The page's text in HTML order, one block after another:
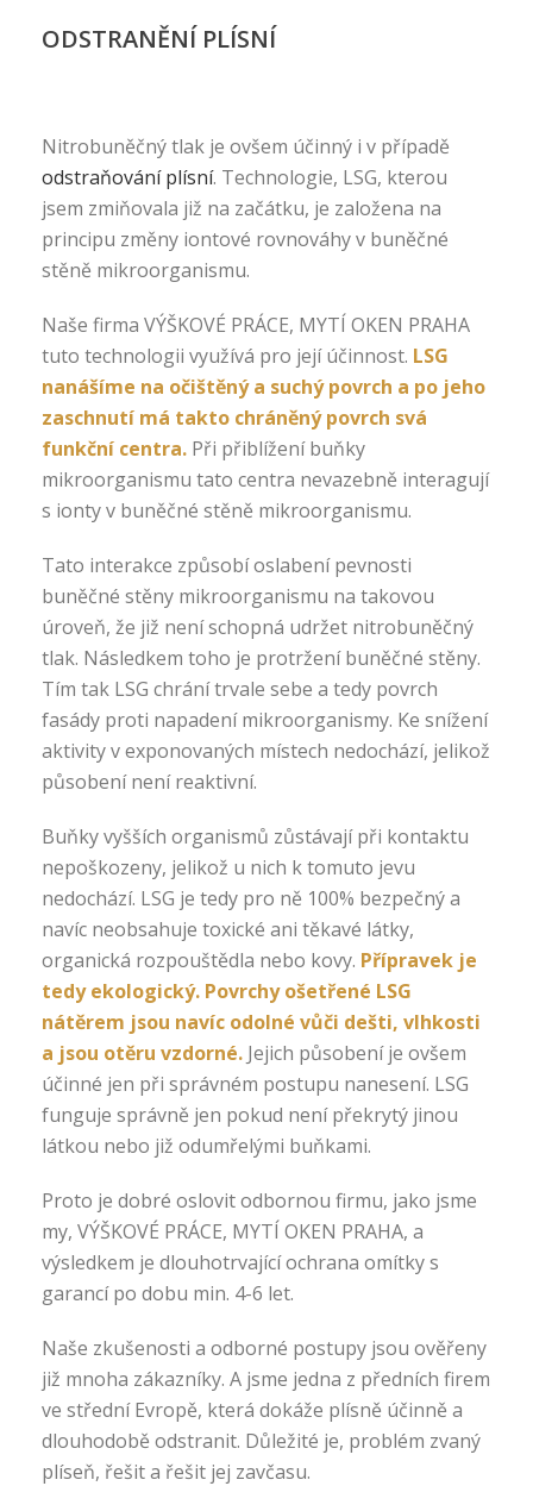
ODSTRANĚNÍ PLÍSNÍ
Nitrobuněčný tlak je ovšem účinný i v případě
odstraňování plísní. Technologie, LSG, kterou
jsem zmiňovala již na začátku, je založena na
principu změny iontové rovnováhy v buněčné
stěně mikroorganismu.
Naše firma VÝŠKOVÉ PRÁCE, MYTÍ OKEN PRAHA
tuto technologii využívá pro její účinnost. LSG
nanášíme na očištěný a suchý povrch a po jeho
zaschnutí má takto chráněný povrch svá
funkční centra. Při přiblížení buňky
mikroorganismu tato centra nevazebně interagují
s ionty v buněčné stěně mikroorganismu.
Tato interakce způsobí oslabení pevnosti
buněčné stěny mikroorganismu na takovou
úroveň, že již není schopná udržet nitrobuněčný
tlak. Následkem toho je protržení buněčné stěny.
Tím tak LSG chrání trvale sebe a tedy povrch
fasády proti napadení mikroorganismy. Ke snížení
aktivity v exponovaných místech nedochází, jelikož
působení není reaktivní.
Buňky vyšších organismů zůstávají při kontaktu
nepoškozeny, jelikož u nich k tomuto jevu
nedochází. LSG je tedy pro ně 100% bezpečný a
navíc neobsahuje toxické ani těkavé látky,
organická rozpouštědla nebo kovy. Přípravek je
tedy ekologický. Povrchy ošetřené LSG
nátěrem jsou navíc odolné vůči dešti, vlhkosti
a jsou otěru vzdorné. Jejich působení je ovšem
účinné jen při správném postupu nanesení. LSG
funguje správně jen pokud není překrytý jinou
látkou nebo již odumřelými buňkami.
Proto je dobré oslovit odbornou firmu, jako jsme
my, VÝŠKOVÉ PRÁCE, MYTÍ OKEN PRAHA, a
výsledkem je dlouhotrvající ochrana omítky s
garancí po dobu min. 4-6 let.
Naše zkušenosti a odborné postupy jsou ověřeny
již mnoha zákazníky. A jsme jedna z předních firem
ve střední Evropě, která dokáže plísně účinně a
dlouhodobě odstranit. Důležité je, problém zvaný
plíseň, řešit a řešit jej zavčasu.